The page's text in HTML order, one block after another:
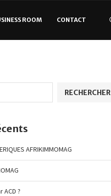
ROOM CONTACT
RECHERCHER
AFRIKIMMOMAG
ACD ?